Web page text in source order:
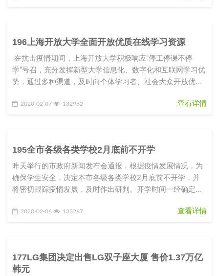
196上海开放大学全面开放优质在线学习资源
在抗击疫情期间，上海开放大学积极响应“停工停课不停
学”号召，充分发挥新型大学信息化、数字化和互联网学习优
势，通过多种渠道，及时向个体学习者、社会大众开放优质
2020-02-07 132982 查看详情
195全市各级各类学校2月底前不开学
昨天举行的市政府新闻发布会通报，根据疫情发展情况，为
确保学生安全，决定本市各级各类学校2月底前不开学，并
将密切跟踪疫情发展，及时作出研判。开学时间一经确定，
2020-02-06 133267 查看详情
177LG集团决定出售LG双子座大厦 售价1.37万亿
韩元